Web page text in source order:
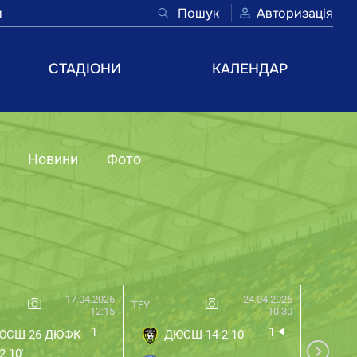
Пошук Авторизація
СТАДІОНИ КАЛЕНДАР
Новини Фото
17.04.2026
12:15
26-ДЮФК
10'
1
ТЕУ
24.04.2026
10:30
ДЮСШ-14-2 10' 1
Вишневе